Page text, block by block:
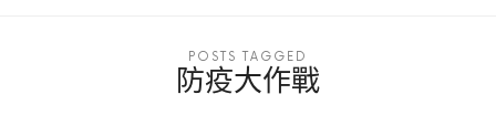
POSTS TAGGED
防疫大作戰